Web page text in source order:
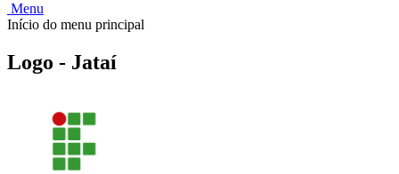
Menu
Início do menu principal
Logo - Jataí